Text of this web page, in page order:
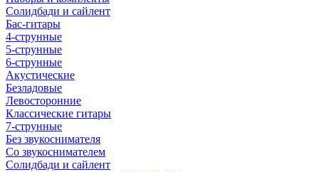
Солидбади и сайлент
Бас-гитары
4-струнные
5-струнные
6-струнные
Акустические
Безладовые
Левосторонние
Классические гитары
7-струнные
Без звукоснимателя
Со звукоснимателем
Солидбади и сайлент